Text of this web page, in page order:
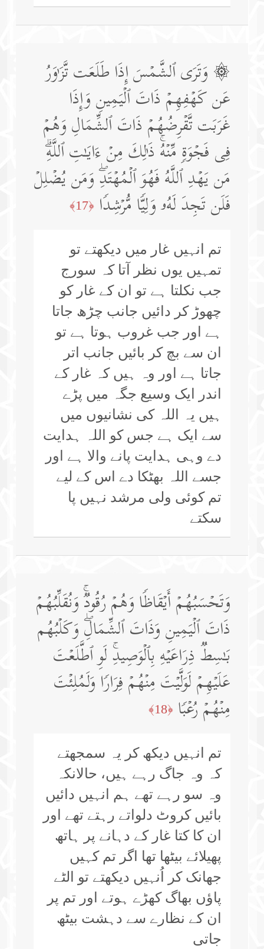
۞ وَتَرَى ٱلشَّمۡسَ إِذَا طَلَعَت تَّزَ ٰ⁠وَرُ
عَن كَهۡفِهِمۡ ذَاتَ ٱلۡیَمِینِ وَإِذَا
غَرَبَت تَّقۡرِضُهُمۡ ذَاتَ ٱلشِّمَالِ وَهُمۡ
فِی فَجۡوَةࣲ مِّنۡهُۚ ذَ ٰ⁠لِكَ مِنۡ ءَایَـٰتِ ٱللَّهِۗ
مَن یَهۡدِ ٱللَّهُ فَهُوَ ٱلۡمُهۡتَدِۖ وَمَن یُضۡلِلۡ
فَلَن تَجِدَ لَهُۥ وَلِیࣰّا مُّرۡشِدࣰا ﴿17﴾
تم انہیں غار میں دیکھتے تو
تمہیں یوں نظر آتا کہ سورج
جب نکلتا ہے تو ان کے غار کو
چھوڑ کر دائیں جانب چڑھ جاتا
ہے اور جب غروب ہوتا ہے تو
ان سے بچ کر بائیں جانب اتر
جاتا ہے اور وہ ہیں کہ غار کے
اندر ایک وسیع جگہ میں پڑے
ہیں یہ اللہ کی نشانیوں میں
سے ایک ہے جس کو اللہ ہدایت
دے وہی ہدایت پانے والا ہے اور
جسے اللہ بھٹکا دے اس کے لیے
تم کوئی ولی مرشد نہیں پا
سکتے
وَتَحۡسَبُهُمۡ أَیۡقَاظࣰا وَهُمۡ رُقُودࣱۚ وَنُقَلِّبُهُمۡ
ذَاتَ ٱلۡیَمِینِ وَذَاتَ ٱلشِّمَالِۖ وَكَلۡبُهُم
بَـٰسِطࣱ ذِرَاعَیۡهِ بِٱلۡوَصِیدِۚ لَوِ ٱطَّلَعۡتَ
عَلَیۡهِمۡ لَوَلَّیۡتَ مِنۡهُمۡ فِرَارࣰا وَلَمُلِئۡتَ
مِنۡهُمۡ رُعۡبࣰا ﴿18﴾
تم انہیں دیکھ کر یہ سمجھتے
کہ وہ جاگ رہے ہیں، حالانکہ
وہ سو رہے تھے ہم انہیں دائیں
بائیں کروٹ دلواتے رہتے تھے اور
ان کا کتا غار کے دہانے پر ہاتھ
پھیلائے بیٹھا تھا اگر تم کہیں
جھانک کر اُنہیں دیکھتے تو الٹے
پاؤں بھاگ کھڑے ہوتے اور تم پر
ان کے نظارے سے دہشت بیٹھ
جاتی